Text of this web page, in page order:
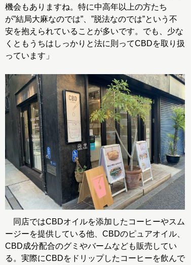
機会もありますね。特に中高年以上の方たち
が”結局大麻なのでは”、”脱法なのでは”という不
安を抱えられていることが多いです。でも、少な
くともうちはしっかりと法に則ってCBDを取り扱
っています」
同店ではCBDオイルを添加したコーヒーやスム
ージーを提供している他、CBDのピュアオイル、
CBD成分配合のグミやバームなども販売してい
る。実際にCBDをドリップしたコーヒーを飲んで